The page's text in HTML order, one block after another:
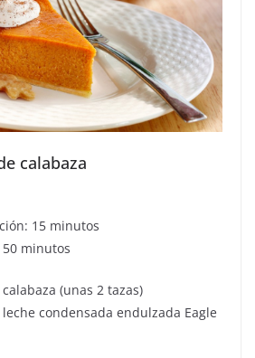
calabaza
15 minutos
minutos
(unas 2 tazas)
condensada endulzada Eagle